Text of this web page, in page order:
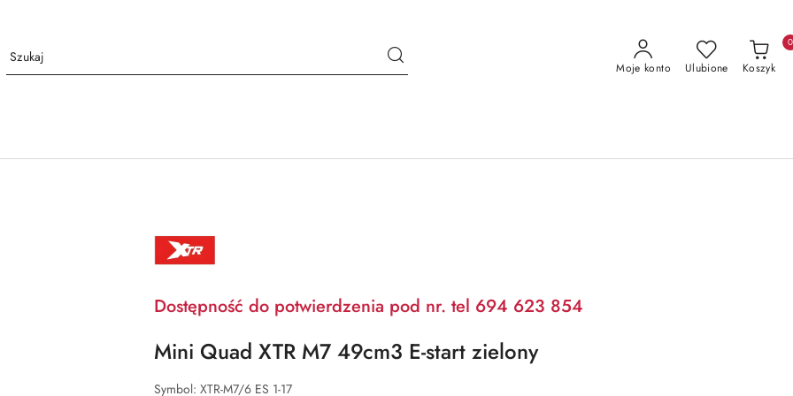
Moje konto Ulubione Koszyk
0
Dostępność do potwierdzenia pod nr. tel 694 623 854
Mini Quad XTR M7 49cm3 E-start zielony
Symbol: XTR-M7/6 ES 1-17